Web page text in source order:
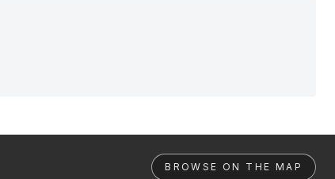
BROWSE ON THE MAP